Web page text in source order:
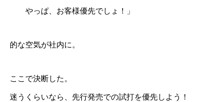
やっぱ、お客様優先でしょ！」
的な空気が社内に。
ここで決断した。
迷うくらいなら、先行発売での試打を優先しよう！